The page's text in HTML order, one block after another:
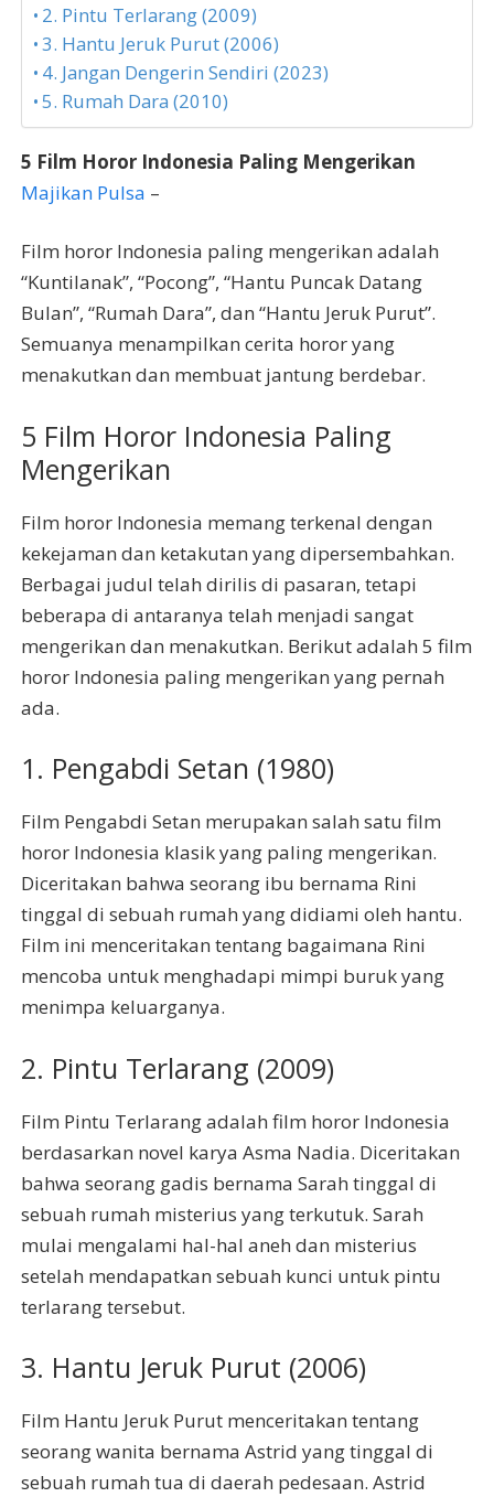
2. Pintu Terlarang (2009)
3. Hantu Jeruk Purut (2006)
4. Jangan Dengerin Sendiri (2023)
5. Rumah Dara (2010)
5 Film Horor Indonesia Paling Mengerikan
Majikan Pulsa –
Film horor Indonesia paling mengerikan adalah
“Kuntilanak”, “Pocong”, “Hantu Puncak Datang
Bulan”, “Rumah Dara”, dan “Hantu Jeruk Purut”.
Semuanya menampilkan cerita horor yang
menakutkan dan membuat jantung berdebar.
5 Film Horor Indonesia Paling
Mengerikan
Film horor Indonesia memang terkenal dengan
kekejaman dan ketakutan yang dipersembahkan.
Berbagai judul telah dirilis di pasaran, tetapi
beberapa di antaranya telah menjadi sangat
mengerikan dan menakutkan. Berikut adalah 5 film
horor Indonesia paling mengerikan yang pernah
ada.
1. Pengabdi Setan (1980)
Film Pengabdi Setan merupakan salah satu film
horor Indonesia klasik yang paling mengerikan.
Diceritakan bahwa seorang ibu bernama Rini
tinggal di sebuah rumah yang didiami oleh hantu.
Film ini menceritakan tentang bagaimana Rini
mencoba untuk menghadapi mimpi buruk yang
menimpa keluarganya.
2. Pintu Terlarang (2009)
Film Pintu Terlarang adalah film horor Indonesia
berdasarkan novel karya Asma Nadia. Diceritakan
bahwa seorang gadis bernama Sarah tinggal di
sebuah rumah misterius yang terkutuk. Sarah
mulai mengalami hal-hal aneh dan misterius
setelah mendapatkan sebuah kunci untuk pintu
terlarang tersebut.
3. Hantu Jeruk Purut (2006)
Film Hantu Jeruk Purut menceritakan tentang
seorang wanita bernama Astrid yang tinggal di
sebuah rumah tua di daerah pedesaan. Astrid